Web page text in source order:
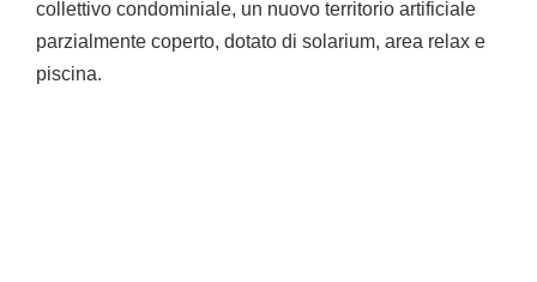
collettivo condominiale, un nuovo territorio artificiale
parzialmente coperto, dotato di solarium, area relax e
piscina.